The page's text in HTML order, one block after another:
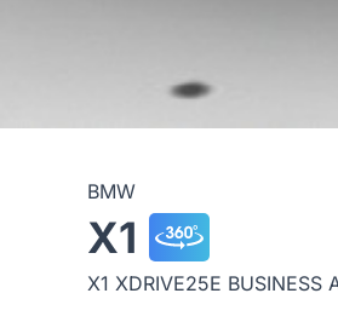
BMW
X1
X1 XDRIVE25E BUSINESS